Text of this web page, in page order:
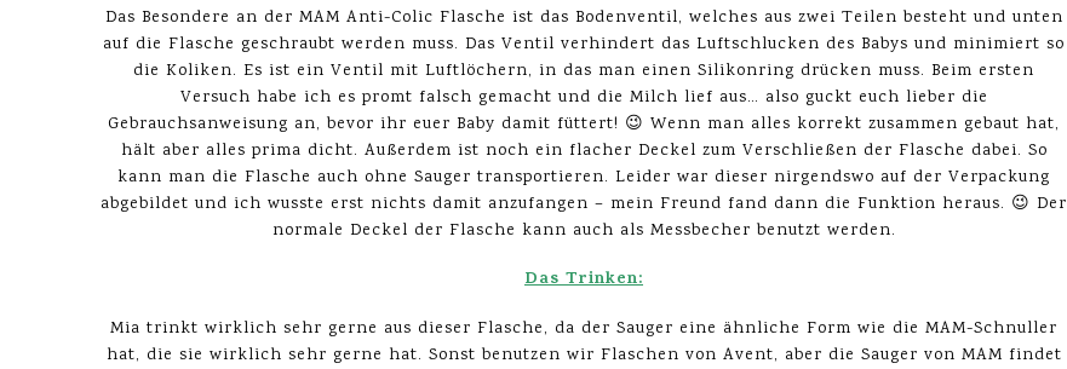
Das Besondere an der MAM Anti-Colic Flasche ist das Bodenventil, welches aus zwei Teilen besteht und unten
auf die Flasche geschraubt werden muss. Das Ventil verhindert das Luftschlucken des Babys und minimiert so
die Koliken. Es ist ein Ventil mit Luftlöchern, in das man einen Silikonring drücken muss. Beim ersten
Versuch habe ich es promt falsch gemacht und die Milch lief aus… also guckt euch lieber die
Gebrauchsanweisung an, bevor ihr euer Baby damit füttert! 😉 Wenn man alles korrekt zusammen gebaut hat,
hält aber alles prima dicht. Außerdem ist noch ein flacher Deckel zum Verschließen der Flasche dabei. So
kann man die Flasche auch ohne Sauger transportieren. Leider war dieser nirgendswo auf der Verpackung
abgebildet und ich wusste erst nichts damit anzufangen – mein Freund fand dann die Funktion heraus. 😉 Der
normale Deckel der Flasche kann auch als Messbecher benutzt werden.
Das Trinken:
Mia trinkt wirklich sehr gerne aus dieser Flasche, da der Sauger eine ähnliche Form wie die MAM-Schnuller
hat, die sie wirklich sehr gerne hat. Sonst benutzen wir Flaschen von Avent, aber die Sauger von MAM findet